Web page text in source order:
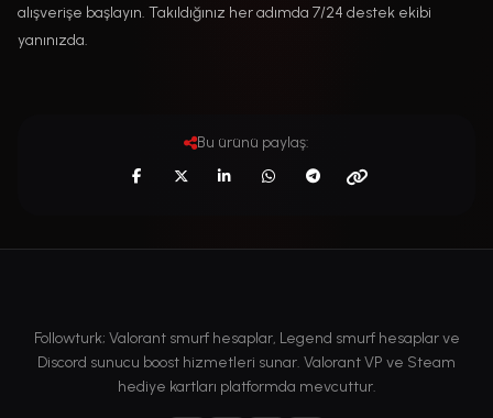
alışverişe başlayın. Takıldığınız her adımda 7/24 destek ekibi
yanınızda.
Bu ürünü paylaş:
Followturk; Valorant smurf hesaplar, Legend smurf hesaplar ve
Discord sunucu boost hizmetleri sunar. Valorant VP ve Steam
hediye kartları platformda mevcuttur.